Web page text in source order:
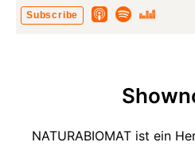
Subscribe
NATURABIOMAT ist ein